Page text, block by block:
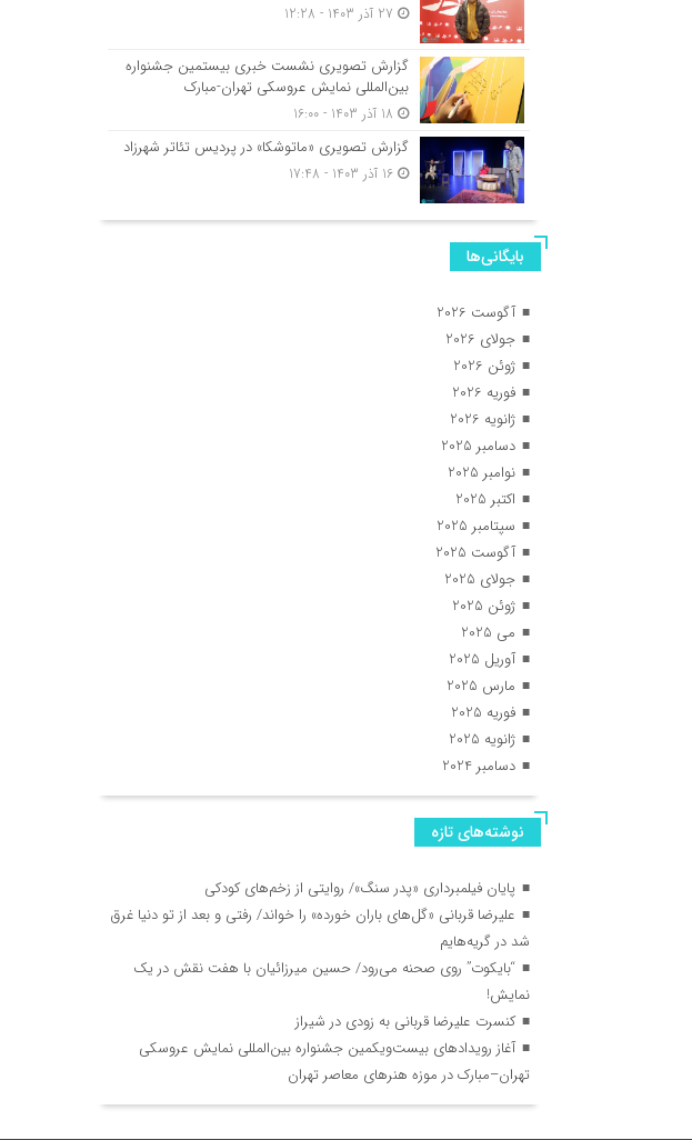
گزارش تصویری نشست خبری بیستمین جشنواره
بین‌المللی نمایش عروسکی تهران-مبارک
گزارش تصویری «ماتوشکا» در پردیس تئاتر شهرزاد
16 آذر 1403 - 17:48
بایگانی‌ها
آگوست 2026
جولای 2026
ژوئن 2026
فوریه 2026
ژانویه 2026
دسامبر 2025
نوامبر 2025
اکتبر 2025
سپتامبر 2025
آگوست 2025
جولای 2025
ژوئن 2025
می 2025
آوریل 2025
مارس 2025
فوریه 2025
ژانویه 2025
دسامبر 2024
نوشته‌های تازه
پایان فیلمبرداری «پدر سنگ»/ روایتی از زخم‌های کودکی
علیرضا قربانی «گل‌های باران خورده» را خواند/ رفتی و بعد از تو دنیا غرق
شد در گریه‌هایم
“بایکوت” روی صحنه می‌رود/ حسین میرزائیان با هفت نقش در یک
نمایش!
کنسرت علیرضا قربانی به زودی در شیراز
آغاز رویدادهای بیست‌ویکمین جشنواره بین‌المللی نمایش عروسکی
تهران–مبارک در موزه هنرهای معاصر تهران